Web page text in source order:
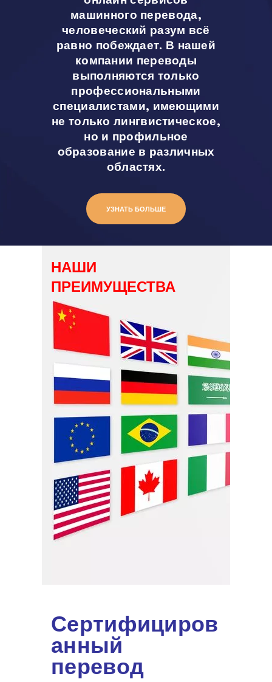
машинного перевода,
человеческий разум всё
равно побеждает. В нашей
компании переводы
выполняются только
профессиональными
специалистами, имеющими
не только лингвистическое,
но и профильное
образование в различных
областях.
УЗНАТЬ БОЛЬШЕ
НАШИ
ПРЕИМУЩЕСТВА
Сертифициров
анный
перевод